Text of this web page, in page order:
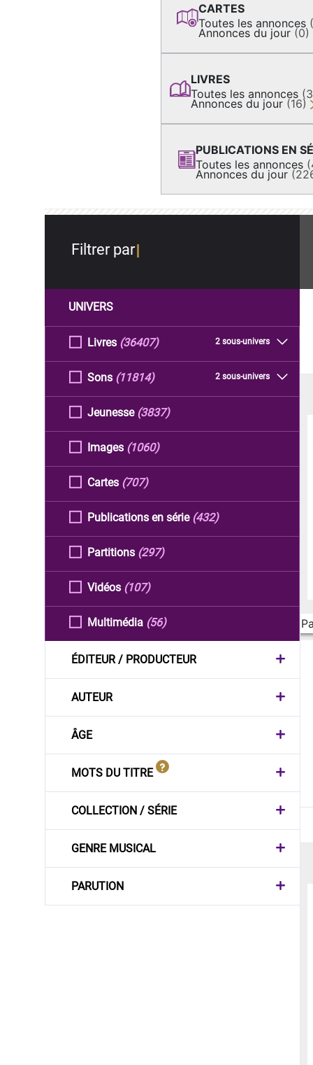
CARTES
Toutes les annonces
Annonces du jour (0)
LIVRES
Toutes les annonces
Annonces du jour (16)
PUBLICATIONS EN
Toutes les annonces
Annonces du jour
Filtrer par
UNIVERS
Livres 2 sous-univers
(36407)
Sons 2 sous-univers
(11814)
Jeunesse (3837)
Images (1060)
Cartes (707)
Publications en série (432)
Partitions (297)
Vidéos (107)
Multimédia (56)
ÉDITEUR / PRODUCTEUR
AUTEUR
ÂGE
MOTS DU TITRE
COLLECTION / SÉRIE
GENRE MUSICAL
PARUTION